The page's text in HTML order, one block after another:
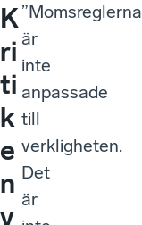
K
ri
ti
k
e
n
v
”Momsreglerna
är
inte
anpassade
till
verkligheten.
Det
är